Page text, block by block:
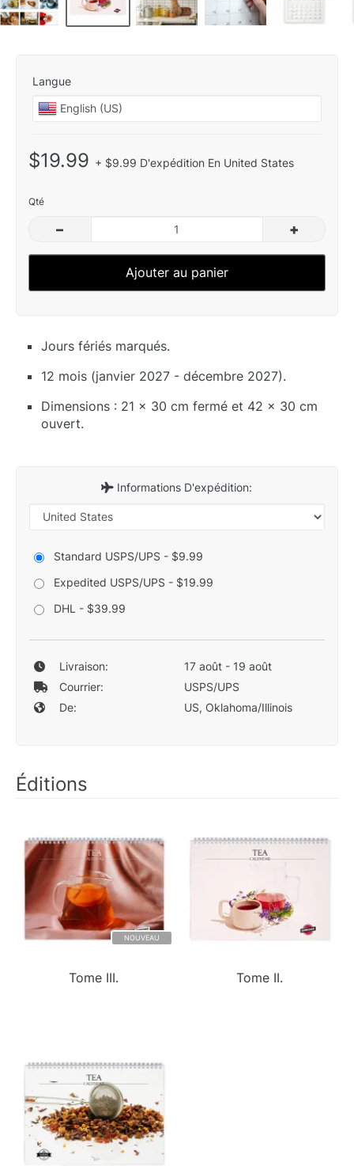
Langue
$19.99 + $9.99 D'expédition En United States
Qté
– +
Ajouter au panier
Jours fériés marqués.
12 mois (janvier 2027 - décembre 2027).
Dimensions : 21 x 30 cm fermé et 42 x 30 cm
ouvert.
Informations D'expédition:
Standard USPS/UPS - $9.99
Expedited USPS/UPS - $19.99
DHL - $39.99
Livraison:
17 août - 19 août
Courrier:
USPS/UPS
De:
US, Oklahoma/Illinois
Éditions
NOUVEAU
Tome III. Tome II.